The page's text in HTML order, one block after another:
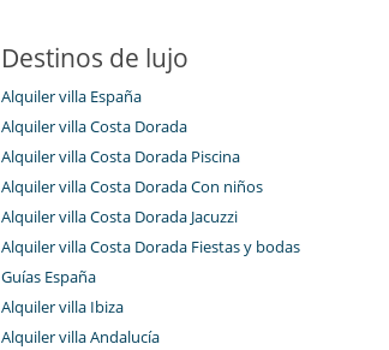
Destinos de lujo
Alquiler villa España
Alquiler villa Costa Dorada
Alquiler villa Costa Dorada Piscina
Alquiler villa Costa Dorada Con niños
Alquiler villa Costa Dorada Jacuzzi
Alquiler villa Costa Dorada Fiestas y bodas
Guías España
Alquiler villa Ibiza
Alquiler villa Andalucía